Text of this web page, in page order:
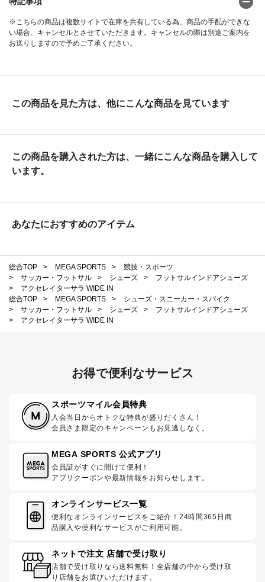
※こちらの商品は複数サイトで在庫を共有している為、商品の手配ができな
い場合、キャンセルとさせていただきます。キャンセルの際は別途ご案内を
お送りしますので予めご了承ください。
この商品を見た方は、他にこんな商品を見ています
この商品を購入された方は、一緒にこんな商品を購入して
います。
あなたにおすすめのアイテム
総合TOP > MEGA SPORTS >
競技・スポーツ
>
サッカー・フットサル > シューズ >
フットサルインドアシューズ
>
アクセレイターサラ WIDE IN
総合TOP
> MEGA SPORTS >
シューズ・スニーカー・スパイク
>
サッカー・フットサル > シューズ >
フットサルインドアシューズ
>
アクセレイターサラ WIDE IN
お得で便利なサービス
スポーツマイル会員特典
入会当日からオトクな特典が盛りだくさん！
会員さま限定のキャンペーンもお見逃しなく。
MEGA SPORTS 公式アプリ
会員証がすぐに開けて便利！
アプリクーポンや最新情報をお知らせします。
オンラインサービス一覧
便利なオンラインサービスをご紹介！24時間365日商
品購入や便利なサービスがご利用可能。
ネットで注文 店舗で受け取り
店舗で受け取りなら送料無料！全店舗の中から受け取
り店舗をお選びいただけます。